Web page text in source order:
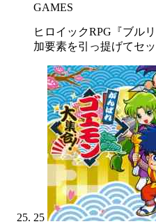
GAMES
ヒロイックRPG『ブル
加要素を引っ提げてセッ
25